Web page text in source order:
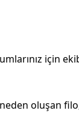
için
oluşan